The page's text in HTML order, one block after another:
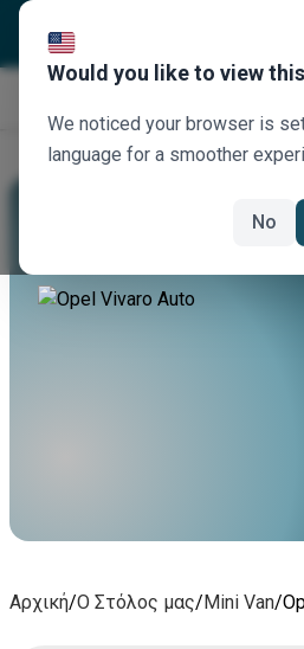
Νοικιάστε
Αρχική/Ο Στόλος μας/Mini Van/
Would you like to view
We noticed your browser is
language for a smoother
No